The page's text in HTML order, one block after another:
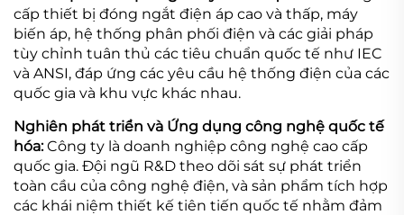
cấp thiết bị đóng ngắt điện áp cao và thấp, máy
biến áp, hệ thống phân phối điện và các giải pháp
tùy chỉnh tuân thủ các tiêu chuẩn quốc tế như IEC
và ANSI, đáp ứng các yêu cầu hệ thống điện của các
quốc gia và khu vực khác nhau.
Nghiên phát triển và Ứng dụng công nghệ quốc tế
hóa:Công ty là doanh nghiệp công nghệ cao cấp
quốc gia. Đội ngũ R&D theo dõi sát sự phát triển
toàn cầu của công nghệ điện, và sản phẩm tích hợp
các khái niệm thiết kế tiên tiến quốc tế nhằm đảm